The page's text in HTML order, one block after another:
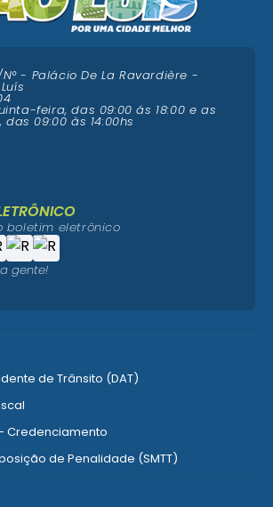
de Trânsito (DAT)
Credenciamento
de Penalidade (SMTT)
N° - Palácio De La Ravardière -
feira, das 09:00 ás 18:00 e as
09:00 às 14:00hs
boletim eletrônico
gente!